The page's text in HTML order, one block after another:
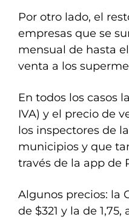
Por otro lado, el
empresas que se
mensual de hasta
venta a los
En todos los casos
IVA) y el precio de
los inspectores de
municipios y que
través de la app de
Algunos precios: la
de $321 y la de